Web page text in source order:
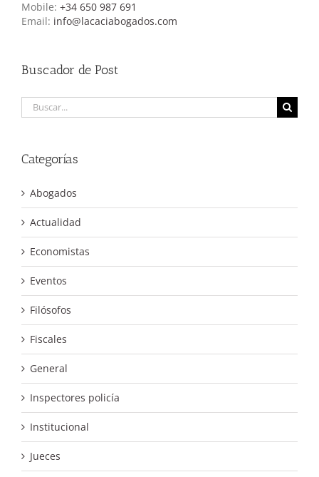
Mobile: +34 650 987 691
Email: info@lacaciabogados.com
Buscador de Post
Buscar:
Categorías
Abogados
Actualidad
Economistas
Eventos
Filósofos
Fiscales
General
Inspectores policía
Institucional
Jueces